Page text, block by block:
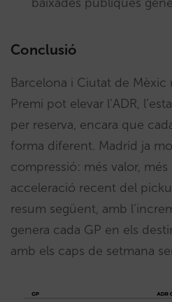
Conclusió
Barcelona i Ciutat de
Premi pot elevar l’ADR,
per reserva, encara que
forma diferent. Madrid ja
compressió: més valor, més
acceleració recent del
resum següent, amb
genera cada GP en els
amb els caps de setmana